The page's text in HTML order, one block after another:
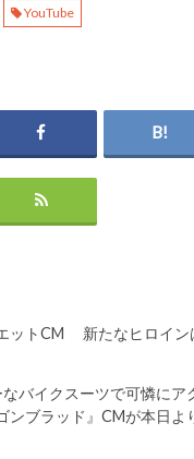
YouTube
ットCM 新たなヒロイン
バイクスーツで可憐にア
ンブラッド』CMが本日よ